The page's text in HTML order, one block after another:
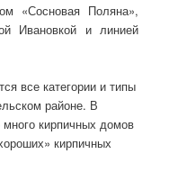
«Сосновая Поляна»,
Ивановкой и линией
все категории и типы
районе. В
кирпичных домов
кирпичных